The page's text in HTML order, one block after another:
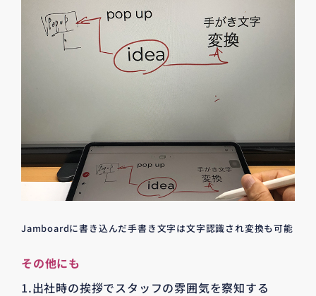
Jamboardに書き込んだ手書き文字は文字認識され変換も可能
その他にも
1.出社時の挨拶でスタッフの雰囲気を察知する